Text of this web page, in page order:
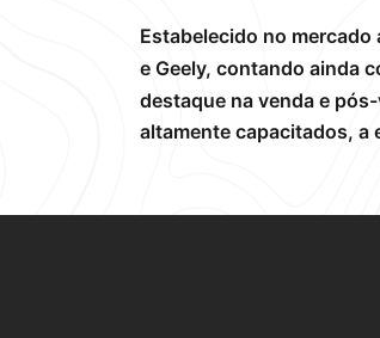
Estabelecido no mercado
e Geely, contando ainda
destaque na venda e
altamente capacitados, a